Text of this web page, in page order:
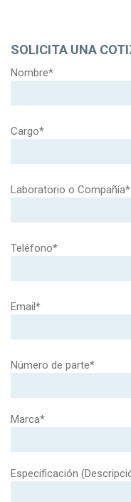
SOLICITA UNA
Nombre*
Cargo*
Laboratorio o Compañía*
Teléfono*
Email*
Número de parte*
Marca*
Especificación